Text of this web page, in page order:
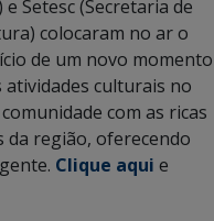
Setesc (Secretaria de
colocaram no ar o
de um novo momento
atividades culturais no
com as ricas
da região, oferecendo
Clique aqui e